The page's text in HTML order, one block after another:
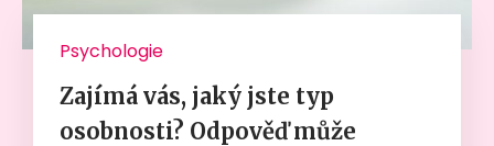
Psychologie
Zajímá vás, jaký jste typ
osobnosti? Odpověď může